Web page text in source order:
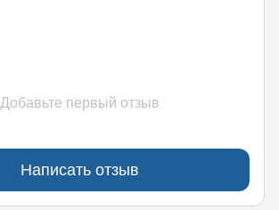
Добавьте первый отзыв
Написать отзыв